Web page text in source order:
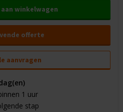
winkelwagen
offerte
aanvragen
1 uur
stap